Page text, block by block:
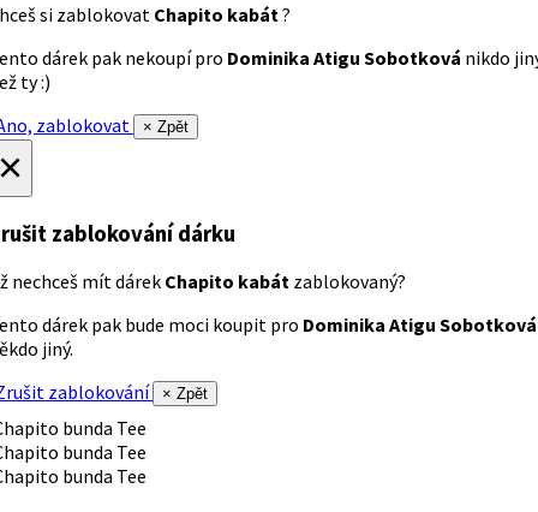
si zablokovat Chapito kabát ?
dárek pak nekoupí pro Dominika Atigu Sobotková nikdo
ty :)
zablokovat
× Zpět
zablokování dárku
nechceš mít dárek Chapito kabát zablokovaný?
dárek pak bude moci koupit pro Dominika Atigu Sobotková
jiný.
zablokování
× Zpět